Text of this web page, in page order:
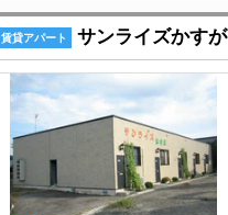
賃貸アパート サンライズかすが